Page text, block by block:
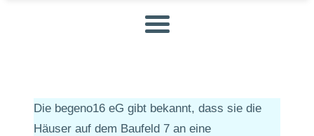
Die begeno16 eG gibt bekannt, dass sie die
Häuser auf dem Baufeld 7 an eine